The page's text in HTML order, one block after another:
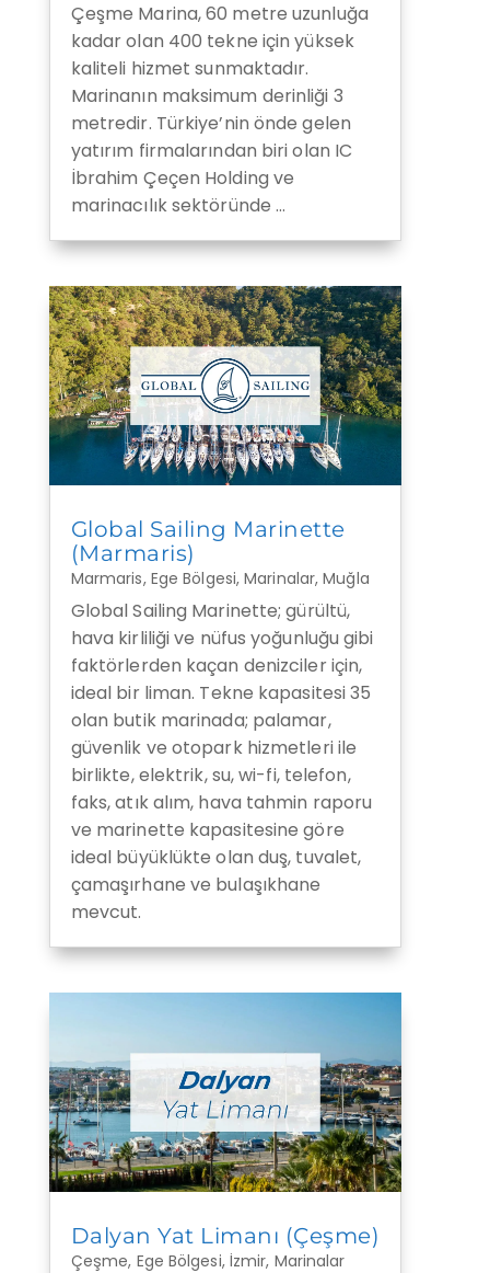
Çeşme Marina, 60 metre uzunluğa
kadar olan 400 tekne için yüksek
kaliteli hizmet sunmaktadır.
Marinanın maksimum derinliği 3
metredir. Türkiye’nin önde gelen
yatırım firmalarından biri olan IC
İbrahim Çeçen Holding ve
marinacılık sektöründe …
Global Sailing Marinette
(Marmaris)
Marmaris, Ege Bölgesi,Marinalar,Muğla
Global Sailing Marinette; gürültü,
hava kirliliği ve nüfus yoğunluğu gibi
faktörlerden kaçan denizciler için,
ideal bir liman. Tekne kapasitesi 35
olan butik marinada; palamar,
güvenlik ve otopark hizmetleri ile
birlikte, elektrik, su, wi-fi, telefon,
faks, atık alım, hava tahmin raporu
ve marinette kapasitesine göre
ideal büyüklükte olan duş, tuvalet,
çamaşırhane ve bulaşıkhane
mevcut.
Dalyan Yat Limanı (Çeşme)
Çeşme, Ege Bölgesi, İzmir, Marinalar